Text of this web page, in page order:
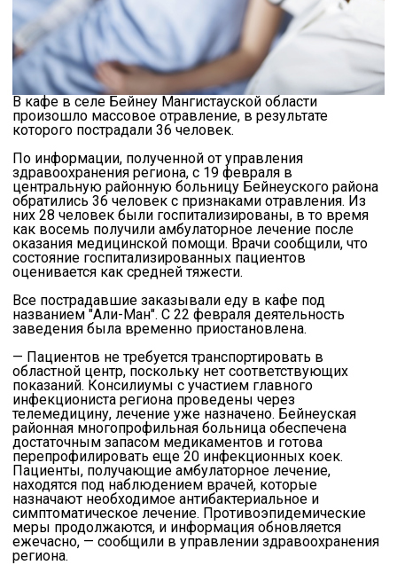
В кафе в селе Бейнеу Мангистауской области
произошло массовое отравление, в результате
которого пострадали 36 человек.
По информации, полученной от управления
здравоохранения региона, с 19 февраля в
центральную районную больницу Бейнеуского района
обратились 36 человек с признаками отравления. Из
них 28 человек были госпитализированы, в то время
как восемь получили амбулаторное лечение после
оказания медицинской помощи. Врачи сообщили, что
состояние госпитализированных пациентов
оценивается как средней тяжести.
Все пострадавшие заказывали еду в кафе под
названием "Али-Ман". С 22 февраля деятельность
заведения была временно приостановлена.
— Пациентов не требуется транспортировать в
областной центр, поскольку нет соответствующих
показаний. Консилиумы с участием главного
инфекциониста региона проведены через
телемедицину, лечение уже назначено. Бейнеуская
районная многопрофильная больница обеспечена
достаточным запасом медикаментов и готова
перепрофилировать еще 20 инфекционных коек.
Пациенты, получающие амбулаторное лечение,
находятся под наблюдением врачей, которые
назначают необходимое антибактериальное и
симптоматическое лечение. Противоэпидемические
меры продолжаются, и информация обновляется
ежечасно, — сообщили в управлении здравоохранения
региона.